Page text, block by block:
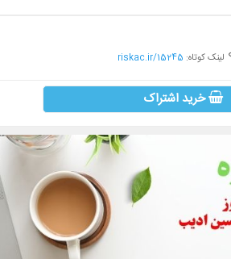
لینک کوتاه: riskac.ir/15245
خرید اشتراک